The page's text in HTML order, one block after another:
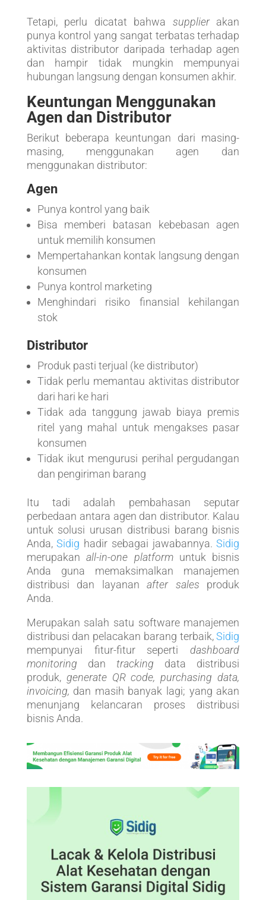
Tetapi, perlu dicatat bahwa supplierakan
punya kontrol yang sangat terbatas terhadap
aktivitas distributor daripada terhadap agen
dan hampir tidak mungkin mempunyai
hubungan langsung dengan konsumen akhir.
Keuntungan Menggunakan
Agen dan Distributor
Berikut beberapa keuntungan dari masing-
masing, menggunakan agen dan
menggunakan distributor:
Agen
Punya kontrol yang baik
Bisa memberi batasan kebebasan agen
untuk memilih konsumen
Mempertahankan kontak langsung dengan
konsumen
Punya kontrol marketing
Menghindari risiko finansial kehilangan
stok
Distributor
Produk pasti terjual (ke distributor)
Tidak perlu memantau aktivitas distributor
dari hari ke hari
Tidak ada tanggung jawab biaya premis
ritel yang mahal untuk mengakses pasar
konsumen
Tidak ikut mengurusi perihal pergudangan
dan pengiriman barang
Itu tadi adalah pembahasan seputar
perbedaan antara agen dan distributor. Kalau
untuk solusi urusan distribusi barang bisnis
Anda,Sidig hadir sebagai jawabannya. Sidig
merupakanall-in-one platformuntuk bisnis
Anda guna memaksimalkan manajemen
distribusi dan layananafter sales produk
Anda.
Merupakan salah satu software manajemen
distribusi dan pelacakan barang terbaik,Sidig
mempunyai fitur-fitur sepertidashboard
monitoring dan tracking data distribusi
produk, generate QR code, purchasing data,
invoicing, dan masih banyak lagi; yang akan
menunjang kelancaran proses distribusi
bisnis Anda.